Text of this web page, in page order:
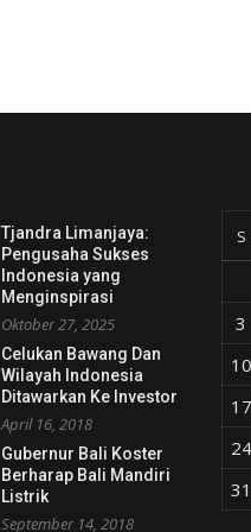
Tjandra Limanjaya:
Pengusaha Sukses
Indonesia yang
Menginspirasi
Oktober 27, 2025
Celukan Bawang Dan
Wilayah Indonesia
Ditawarkan Ke Investor
April 16, 2018
Gubernur Bali Koster
Berharap Bali Mandiri
Listrik
September 14, 2018
S
3
10
17
24
31